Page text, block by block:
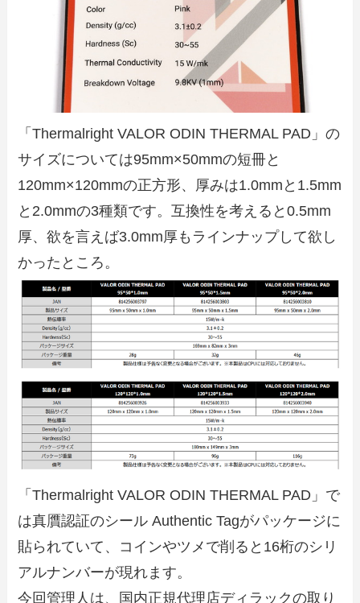
「Thermalright VALOR ODIN THERMAL PAD」の
サイズについては95mm×50mmの短冊と
120mm×120mmの正方形、厚みは1.0mmと1.5mm
と2.0mmの3種類です。互換性を考えると0.5mm
厚、欲を言えば3.0mm厚もラインナップして欲し
かったところ。
「Thermalright VALOR ODIN THERMAL PAD」で
は真贋認証のシール Authentic Tagがパッケージに
貼られていて、コインやツメで削ると16桁のシリ
アルナンバーが現れます。
今回管理人は、国内正規代理店ディラックの取り